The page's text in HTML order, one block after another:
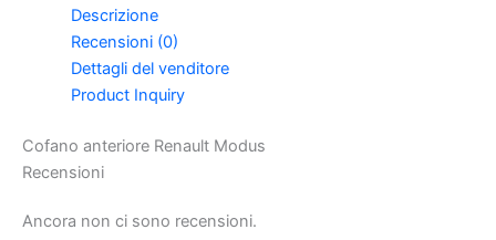
Descrizione
Recensioni (0)
Dettagli del venditore
Product Inquiry
Cofano anteriore Renault Modus
Recensioni
Ancora non ci sono recensioni.